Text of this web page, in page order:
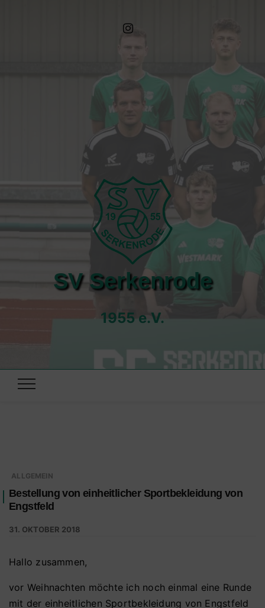
SV Serkenrode
1955 e.V.
ALLGEMEIN
Bestellung von einheitlicher Sportbekleidung von
Engstfeld
31. OKTOBER 2018
Hallo zusammen,
vor Weihnachten möchte ich noch einmal eine Runde
mit der einheitlichen Sportbekleidung von Engstfeld